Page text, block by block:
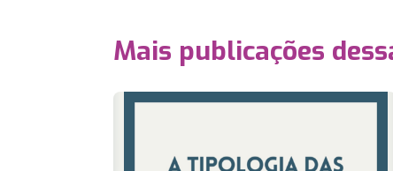
Mais publicações